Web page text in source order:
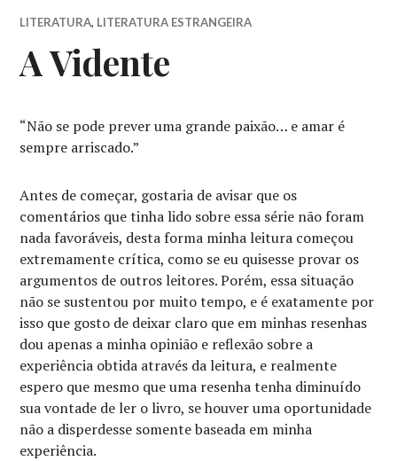
LITERATURA, LITERATURA ESTRANGEIRA
A Vidente
“Não se pode prever uma grande paixão… e amar é
sempre arriscado.”
Antes de começar, gostaria de avisar que os
comentários que tinha lido sobre essa série não foram
nada favoráveis, desta forma minha leitura começou
extremamente crítica, como se eu quisesse provar os
argumentos de outros leitores. Porém, essa situação
não se sustentou por muito tempo, e é exatamente por
isso que gosto de deixar claro que em minhas resenhas
dou apenas a minha opinião e reflexão sobre a
experiência obtida através da leitura, e realmente
espero que mesmo que uma resenha tenha diminuído
sua vontade de ler o livro, se houver uma oportunidade
não a disperdesse somente baseada em minha
experiência.